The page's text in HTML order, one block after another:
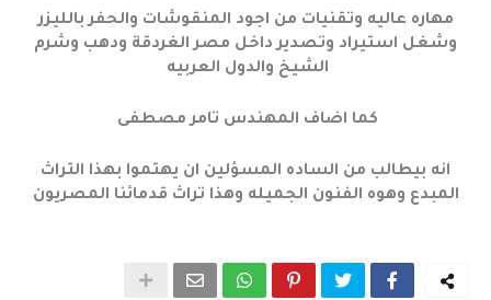
مهاره عاليه وتقنيات من اجود المنقوشات والحفر بالليزر
وشغل استيراد وتصدير داخل مصر الغردقة ودهب وشرم
الشيخ والدول العربيه
كما اضاف المهندس تامر مصطفى
انه بيطالب من الساده المسؤلين ان يهتموا بهذا التراث
المبدع وهوه الفنون الجميله وهذا تراث قدمائنا المصريون